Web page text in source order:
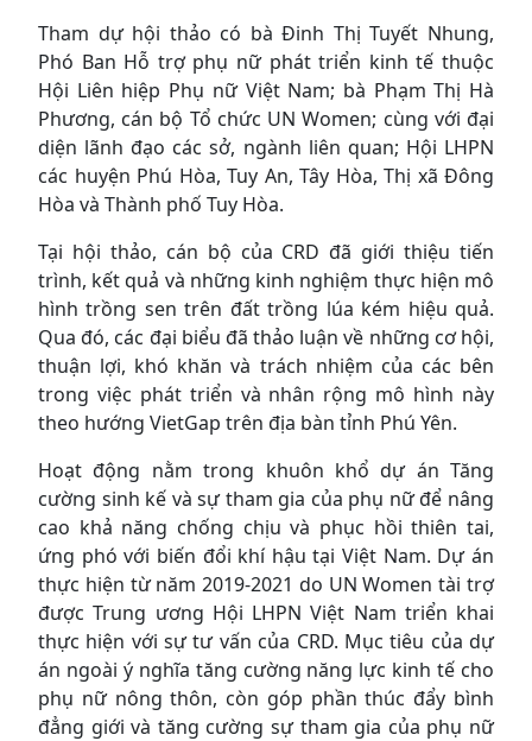
Tham dự hội thảo có bà Đinh Thị Tuyết Nhung,
Phó Ban Hỗ trợ phụ nữ phát triển kinh tế thuộc
Hội Liên hiệp Phụ nữ Việt Nam; bà Phạm Thị Hà
Phương, cán bộ Tổ chức UN Women; cùng với đại
diện lãnh đạo các sở, ngành liên quan; Hội LHPN
các huyện Phú Hòa, Tuy An, Tây Hòa, Thị xã Đông
Hòa và Thành phố Tuy Hòa.
Tại hội thảo, cán bộ của CRD đã giới thiệu tiến
trình, kết quả và những kinh nghiệm thực hiện mô
hình trồng sen trên đất trồng lúa kém hiệu quả.
Qua đó, các đại biểu đã thảo luận về những cơ hội,
thuận lợi, khó khăn và trách nhiệm của các bên
trong việc phát triển và nhân rộng mô hình này
theo hướng VietGap trên địa bàn tỉnh Phú Yên.
Hoạt động nằm trong khuôn khổ dự án Tăng
cường sinh kế và sự tham gia của phụ nữ để nâng
cao khả năng chống chịu và phục hồi thiên tai,
ứng phó với biến đổi khí hậu tại Việt Nam. Dự án
thực hiện từ năm 2019-2021 do UN Women tài trợ
được Trung ương Hội LHPN Việt Nam triển khai
thực hiện với sự tư vấn của CRD. Mục tiêu của dự
án ngoài ý nghĩa tăng cường năng lực kinh tế cho
phụ nữ nông thôn, còn góp phần thúc đẩy bình
đẳng giới và tăng cường sự tham gia của phụ nữ